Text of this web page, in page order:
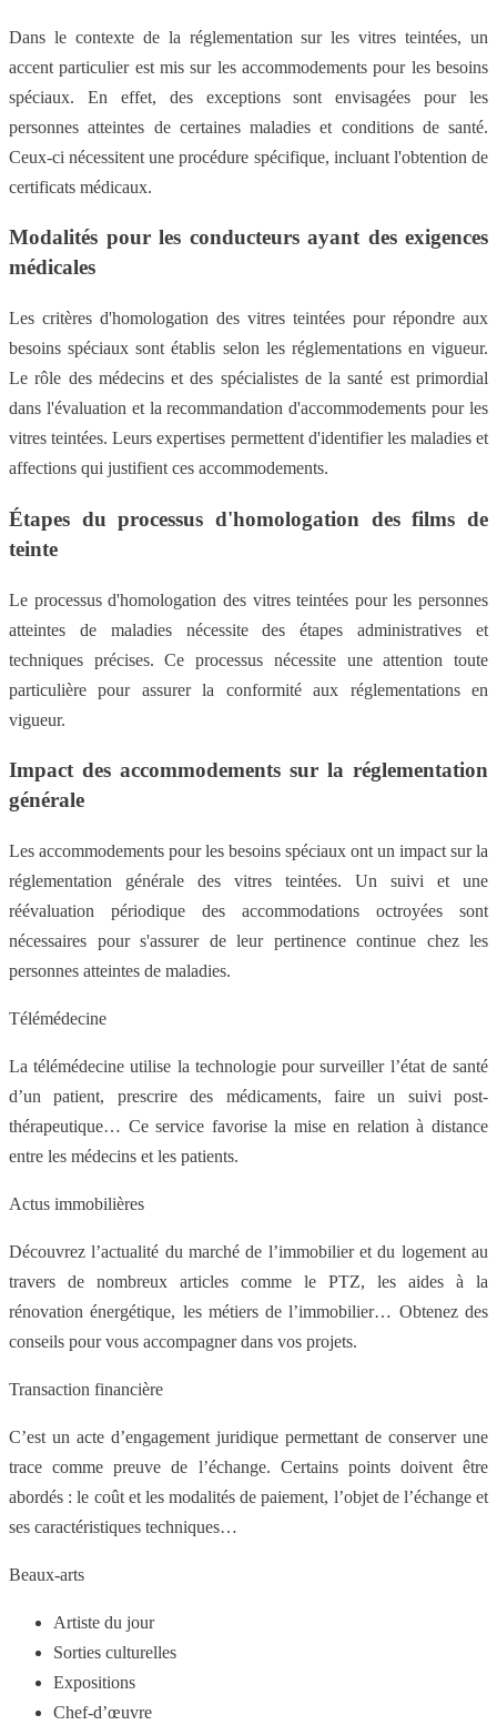
Dans le contexte de la réglementation sur les vitres teintées, un
accent particulier est mis sur les accommodements pour les besoins
spéciaux. En effet, des exceptions sont envisagées pour les
personnes atteintes de certaines maladies et conditions de santé.
Ceux-ci nécessitent une procédure spécifique, incluant l'obtention de
certificats médicaux.
Modalités pour les conducteurs ayant des exigences
médicales
Les critères d'homologation des vitres teintées pour répondre aux
besoins spéciaux sont établis selon les réglementations en vigueur.
Le rôle des médecins et des spécialistes de la santé est primordial
dans l'évaluation et la recommandation d'accommodements pour les
vitres teintées. Leurs expertises permettent d'identifier les maladies et
affections qui justifient ces accommodements.
Étapes du processus d'homologation des films de
teinte
Le processus d'homologation des vitres teintées pour les personnes
atteintes de maladies nécessite des étapes administratives et
techniques précises. Ce processus nécessite une attention toute
particulière pour assurer la conformité aux réglementations en
vigueur.
Impact des accommodements sur la réglementation
générale
Les accommodements pour les besoins spéciaux ont un impact sur la
réglementation générale des vitres teintées. Un suivi et une
réévaluation périodique des accommodations octroyées sont
nécessaires pour s'assurer de leur pertinence continue chez les
personnes atteintes de maladies.
Télémédecine
La télémédecine utilise la technologie pour surveiller l’état de santé
d’un patient, prescrire des médicaments, faire un suivi post-
thérapeutique… Ce service favorise la mise en relation à distance
entre les médecins et les patients.
Actus immobilières
Découvrez l’actualité du marché de l’immobilier et du logement au
travers de nombreux articles comme le PTZ, les aides à la
rénovation énergétique, les métiers de l’immobilier… Obtenez des
conseils pour vous accompagner dans vos projets.
Transaction financière
C’est un acte d’engagement juridique permettant de conserver une
trace comme preuve de l’échange. Certains points doivent être
abordés : le coût et les modalités de paiement, l’objet de l’échange et
ses caractéristiques techniques…
Beaux-arts
Artiste du jour
Sorties culturelles
Expositions
Chef-d’œuvre